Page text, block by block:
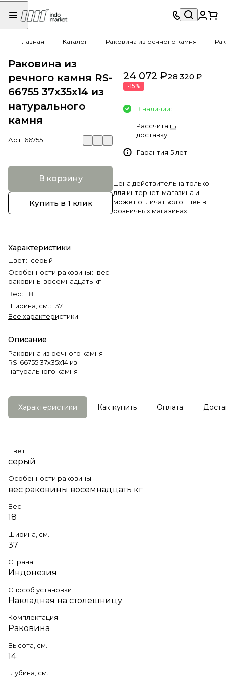
Главная Каталог Раковина из речного камня
Раковина из
речного камня RS-
66755 37х35х14 из
натурального
камня
Арт. 66755
В корзину
Купить в 1 клик
Характеристики
Цвет: серый
Особенности раковины: вес
раковины восемнадцать кг
Вес: 18
Ширина, см. : 37
Все характеристики
Описание
Раковина из речного камня
RS-66755 37х35х14 из
натурального камня
24 072 ₽28 320 ₽
-15%
В наличии: 1
Рассчитать
доставку
Гарантия 5 лет
Цена действительна только
для интернет-магазина и
может отличаться от цен в
розничных магазинах
Характеристики Как купить Оплата
Цвет
серый
Особенности раковины
вес раковины восемнадцать кг
Вес
18
Ширина, см.
37
Страна
Индонезия
Способ установки
Накладная на столешницу
Комплектация
Раковина
Высота, см.
14
Глубина, см.